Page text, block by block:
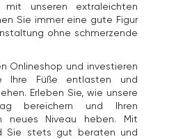
unseren extraleichten
Sie immer eine gute Figur
ohne schmerzende
Onlineshop und investieren
Ihre Füße entlasten und
Erleben Sie, wie unsere
bereichern und Ihren
neues Niveau heben. Mit
Sie stets gut beraten und